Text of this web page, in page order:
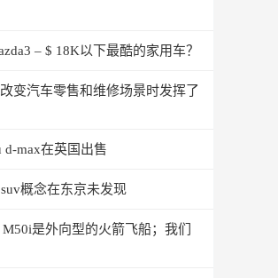
– $ 18K以下最酷的家用车？
变汽车零售和维修场景时发挥了
d-max在英国出售
概念在东京未发现
是外向型的火箭飞船；我们